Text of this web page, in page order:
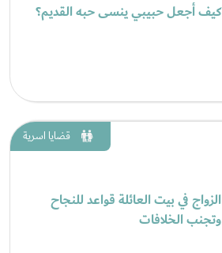
كيف أجعل حبيبي ينسى حبه القديم؟
قضايا اسرية
الزواج في بيت العائلة قواعد للنجاح
وتجنب الخلافات